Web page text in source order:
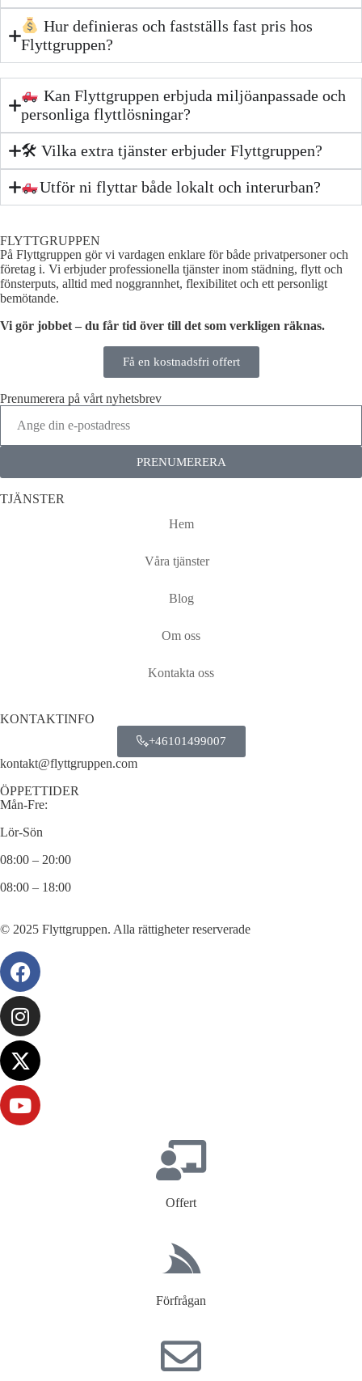
Hur definieras och fastställs fast pris hos
Flyttgruppen?
Kan Flyttgruppen erbjuda miljöanpassade och
personliga flyttlösningar?
🛠 Vilka extra tjänster erbjuder Flyttgruppen?
Utför ni flyttar både lokalt och interurban?
FLYTTGRUPPEN
På Flyttgruppen gör vi vardagen enklare för både privatpersoner och
företag i. Vi erbjuder professionella tjänster inom städning, flytt och
fönsterputs, alltid med noggrannhet, flexibilitet och ett personligt
bemötande.
Vi gör jobbet – du får tid över till det som verkligen räknas.
Få en kostnadsfri offert
Prenumerera på vårt nyhetsbrev
PRENUMERERA
TJÄNSTER
Hem
Våra tjänster
Blog
Om oss
Kontakta oss
KONTAKTINFO
+46101499007
kontakt@flyttgruppen.com
ÖPPETTIDER
Mån-Fre:
Lör-Sön
08:00 – 20:00
08:00 – 18:00
© 2025 Flyttgruppen. Alla rättigheter reserverade
Offert
Förfrågan